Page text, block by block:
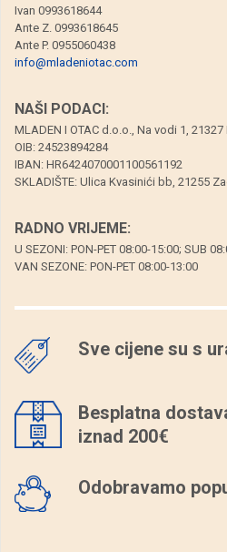
Ivan 0993618644
Ante Z. 0993618645
Ante P. 0955060438
info@mladeniotac.com
NAŠI PODACI:
MLADEN I OTAC d.o.o., Na vodi 1,
OIB: 24523894284
IBAN: HR6424070001100561192
SKLADIŠTE: Ulica Kvasinići bb, 21255
RADNO VRIJEME:
U SEZONI: PON-PET 08:00-15:00; SUB
VAN SEZONE: PON-PET 08:00-13:00
Sve cijene su s
Besplatna
iznad 200€
Odobravamo